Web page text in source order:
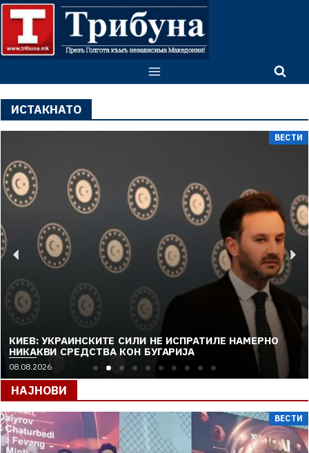
ИСТАКНАТО
ВЕСТИ
КИЕВ: УКРАИНСКИТЕ СИЛИ НЕ ИСПРАТИЛЕ НАМЕРНО
НИКАКВИ СРЕДСТВА КОН БУГАРИЈА
08.08.2026
НАЈНОВИ
ВЕСТИ